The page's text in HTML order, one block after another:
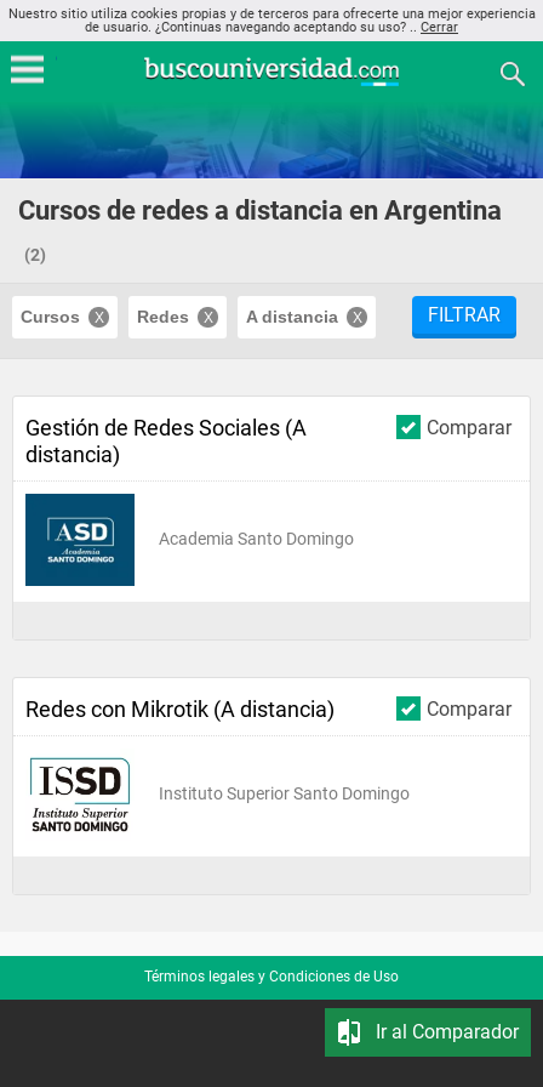
Nuestro sitio utiliza cookies propias y de terceros para ofrecerte una mejor experiencia
de usuario. ¿Continuas navegando aceptando su uso? .. Cerrar
Cursos de redes a distancia en Argentina
(2)
Cursos Redes A distancia FILTRAR
Comparar
Gestión de Redes Sociales (A
distancia)
Academia Santo Domingo
Comparar
Redes con Mikrotik (A distancia)
Instituto Superior Santo Domingo
Ir al Comparador
Términos legales y Condiciones de Uso